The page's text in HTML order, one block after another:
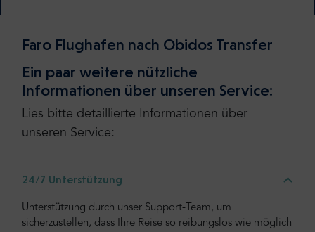
Faro Flughafen nach Obidos Transfer
Ein paar weitere nützliche
Informationen über unseren Service:
Lies bitte detaillierte Informationen über
unseren Service:
24/7 Unterstützung
Unterstützung durch unser Support-Team, um
sicherzustellen, dass Ihre Reise so reibungslos wie möglich